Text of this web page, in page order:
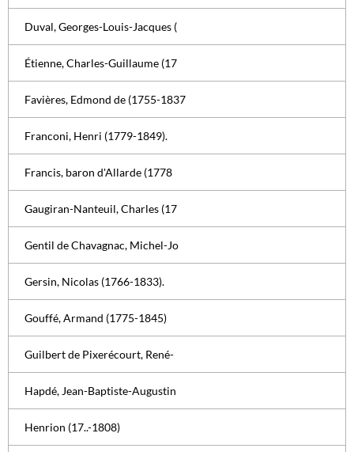
Duval, Georges-Louis-Jacques (
Étienne, Charles-Guillaume (17
Favières, Edmond de (1755-1837
Franconi, Henri (1779-1849).
Francis, baron d'Allarde (1778
Gaugiran-Nanteuil, Charles (17
Gentil de Chavagnac, Michel-Jo
Gersin, Nicolas (1766-1833).
Gouffé, Armand (1775-1845)
Guilbert de Pixerécourt, René-
Hapdé, Jean-Baptiste-Augustin
Henrion (17..-1808)